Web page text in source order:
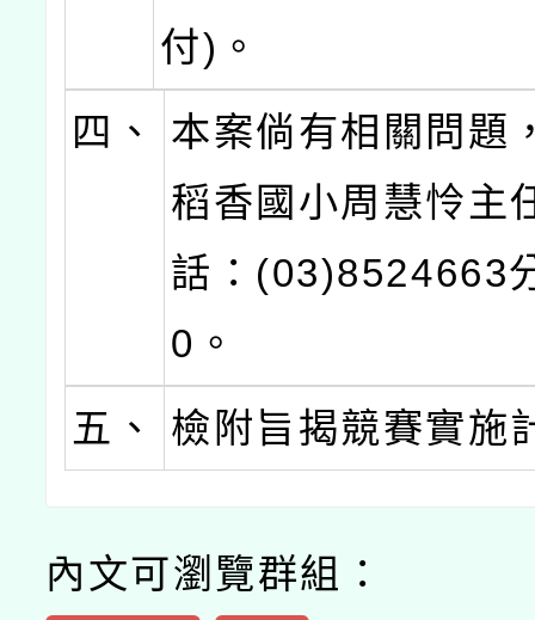
付)。
四、
本案倘有相關問題
稻香國小周慧怜主
話：(03)8524663
0。
五、
檢附旨揭競賽實施
內文可瀏覽群組：